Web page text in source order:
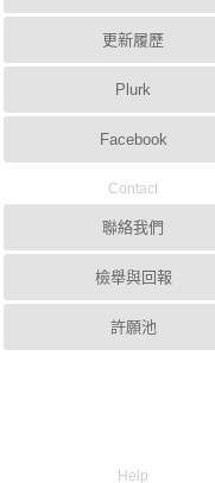
更新履歷
Plurk
Facebook
Contact
聯絡我們
檢舉與回報
許願池
Help